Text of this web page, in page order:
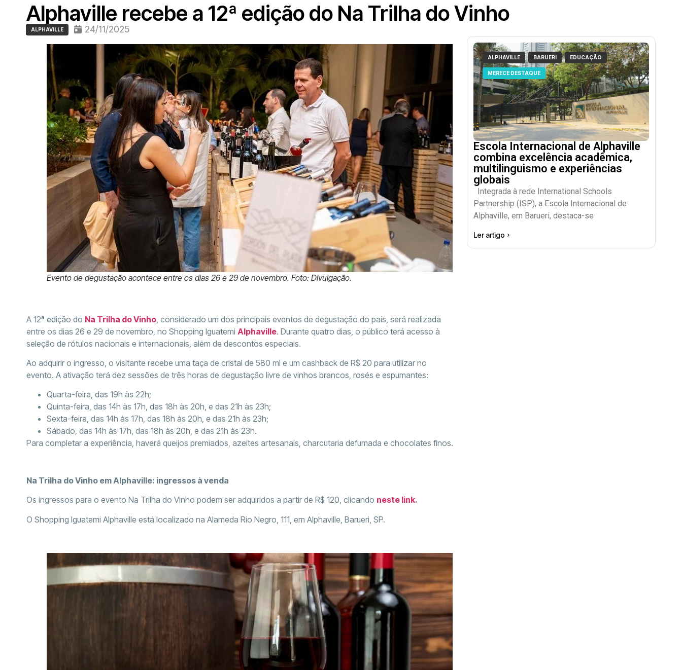
Alphaville recebe a 12ª edição do Na Trilha do Vinho
ALPHAVILLE 24/11/2025
Evento de degustação acontece entre os dias 26 e 29 de novembro. Foto: Divulgação.
A 12ª edição do Na Trilha do Vinho , considerado um dos principais eventos de degustação do país, será realizada
entre os dias 26 e 29 de novembro, no Shopping Iguatemi Alphaville. Durante quatro dias, o público terá acesso à
seleção de rótulos nacionais e internacionais, além de descontos especiais.
Ao adquirir o ingresso, o visitante recebe uma taça de cristal de 580 ml e um cashback de R$ 20 para utilizar no
evento. A ativação terá dez sessões de três horas de degustação livre de vinhos brancos, rosés e espumantes:
Quarta-feira, das 19h às 22h;
Quinta-feira, das 14h às 17h, das 18h às 20h, e das 21h às 23h;
Sexta-feira, das 14h às 17h, das 18h às 20h, e das 21h às 23h;
Sábado, das 14h às 17h, das 18h às 20h, e das 21h às 23h.
Para completar a experiência, haverá queijos premiados, azeites artesanais, charcutaria defumada e chocolates finos.
Na Trilha do Vinho em Alphaville: ingressos à venda
Os ingressos para o evento Na Trilha do Vinho podem ser adquiridos a partir de R$ 120, clicando neste link.
O Shopping Iguatemi Alphaville está localizado na Alameda Rio Negro, 111, em Alphaville, Barueri, SP.
ALPHAVILLE BARUERI EDUCAÇÃO
MERECE DESTAQUE
Escola Internacional de Alphaville
combina excelência acadêmica,
multilinguismo e experiências
globais
Integrada à rede International Schools
Partnership (ISP), a Escola Internacional de
Alphaville, em Barueri, destaca-se
Ler artigo